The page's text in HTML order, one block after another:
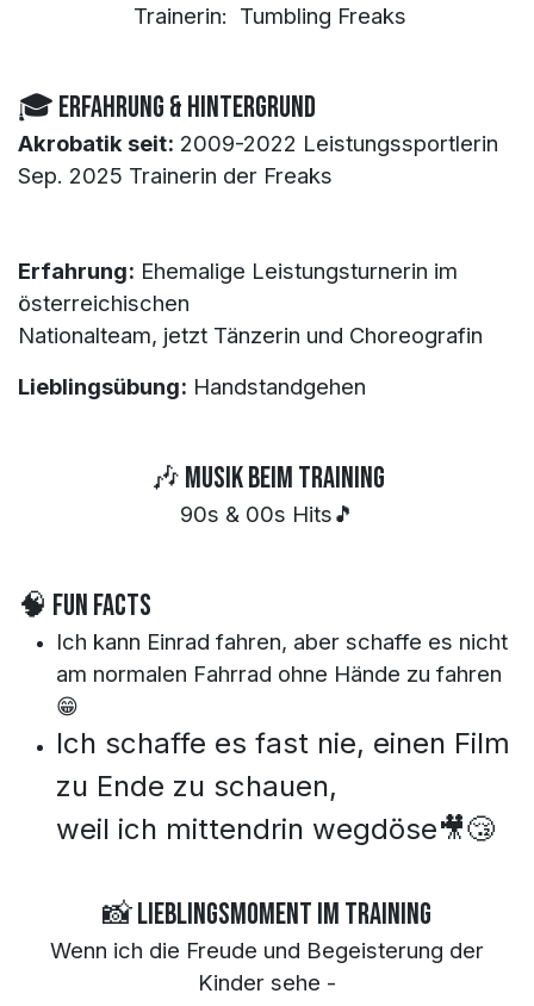
Trainerin: Tumbling Freaks
🎓 Erfahrung & Hintergrund
Akrobatik seit: 2009-2022 Leistungssportlerin
​Sep. 2025 Trainerin der Freaks
Erfahrung: Ehemalige Leistungsturnerin im
österreichischen
Nationalteam, jetzt Tänzerin und Choreografin
Lieblingsübung: Handstandgehen
🎶 Musik beim Training
90s & 00s Hits🎵
🧠 Fun Facts
Ich kann Einrad fahren, aber schaffe es nicht
am normalen Fahrrad ohne Hände zu fahren
😁
Ich schaffe es fast nie, einen Film
zu Ende zu schauen,
weil ich mittendrin wegdöse🎥😴
📸 Lieblingsmoment im Training
Wenn ich die Freude und Begeisterung der
Kinder sehe -